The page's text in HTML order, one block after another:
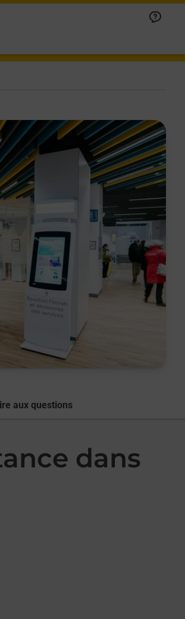
aux questions
dans